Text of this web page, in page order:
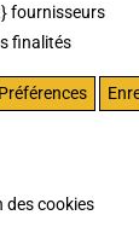
fournisseurs
finalités
Préférences
des cookies